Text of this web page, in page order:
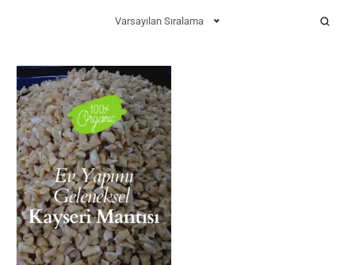
Varsayılan Sıralama